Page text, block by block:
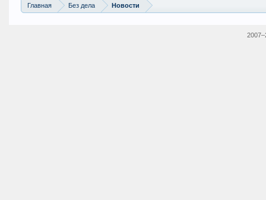
Главная Без дела Новости
2007–